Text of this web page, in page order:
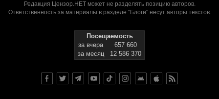
Редакция Цензор.НЕТ может не разделять позицию авторов.
Ответственность за материалы в разделе "Блоги" несут авторы текстов.
Посещаемость
за вчера
657 660
за месяц
12 586 370